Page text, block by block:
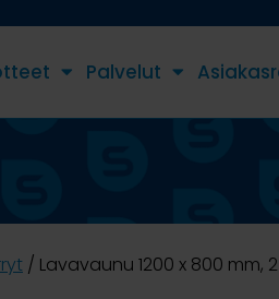
Palvelut
/ Lavavaunu 1200 x 800 mm,